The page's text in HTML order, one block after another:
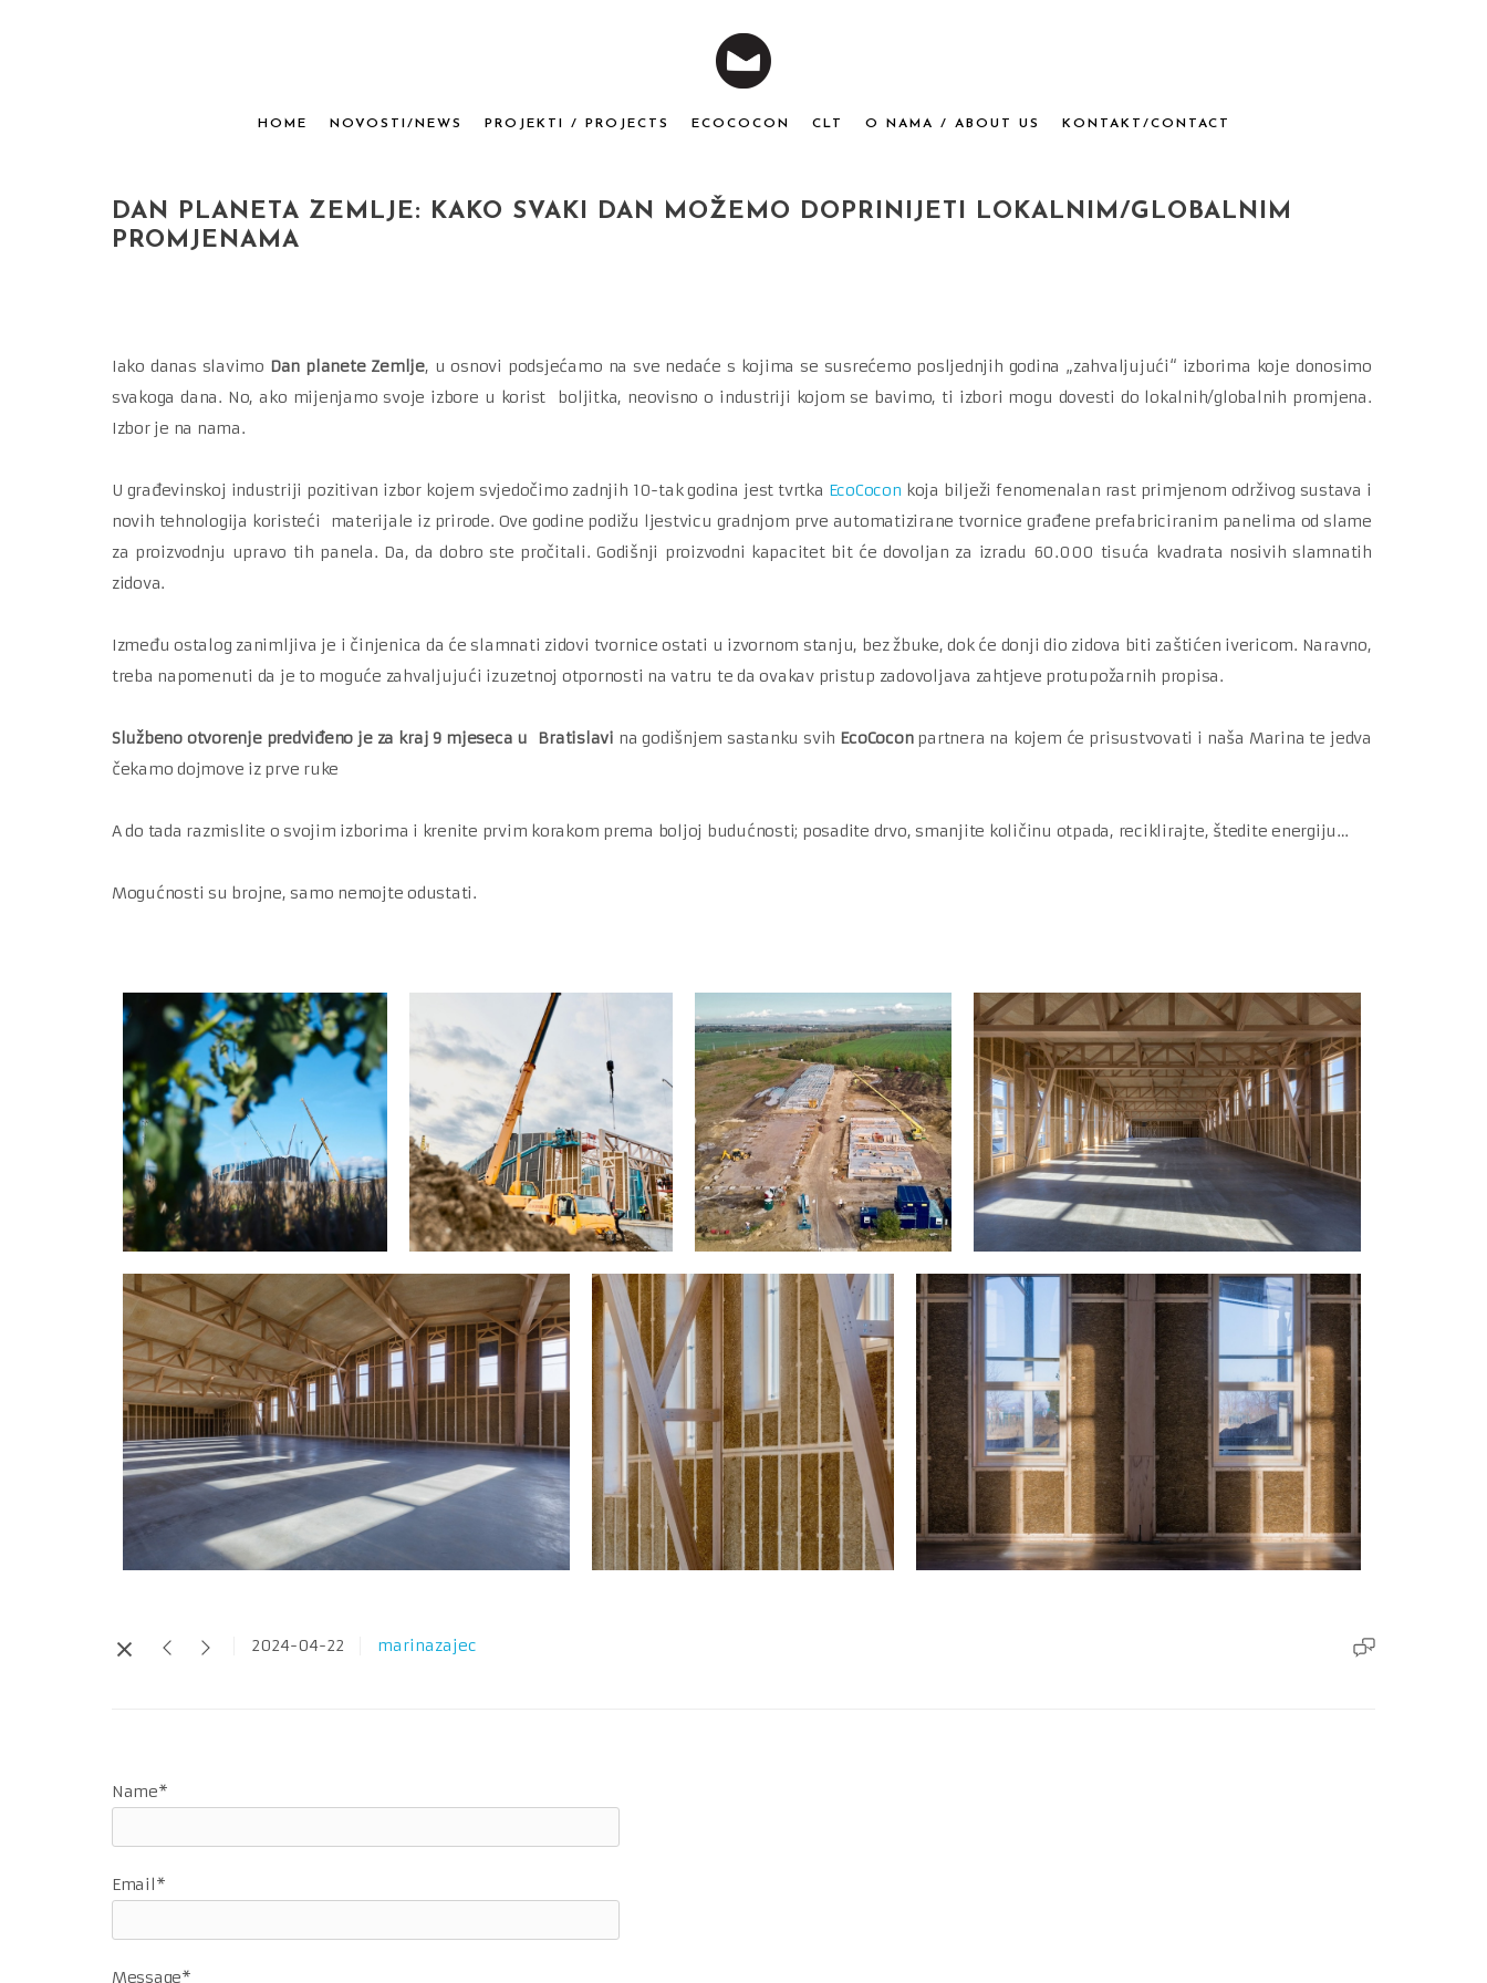
HOME NOVOSTI/NEWS PROJEKTI / PROJECTS ECOCOCON CLT O NAMA / ABOUT US KONTAKT/CONTACT
DAN PLANETA ZEMLJE: KAKO SVAKI DAN MOŽEMO DOPRINIJETI LOKALNIM/GLOBALNIM
PROMJENAMA
Iako danas slavimo Dan planete Zemlje, u osnovi podsjećamo na sve nedaće s kojima se susrećemo posljednjih godina „zahvaljujući“ izborima koje donosimo
svakoga dana. No, ako mijenjamo svoje izbore u korist boljitka, neovisno o industriji kojom se bavimo, ti izbori mogu dovesti do lokalnih/globalnih promjena.
Izbor je na nama.
U građevinskoj industriji pozitivan izbor kojem svjedočimo zadnjih 10-tak godina jest tvrtka EcoCocon koja bilježi fenomenalan rast primjenom održivog sustava i
novih tehnologija koristeći materijale iz prirode. Ove godine podižu ljestvicu gradnjom prve automatizirane tvornice građene prefabriciranim panelima od slame
za proizvodnju upravo tih panela. Da, da dobro ste pročitali. Godišnji proizvodni kapacitet bit će dovoljan za izradu 60.000 tisuća kvadrata nosivih slamnatih
zidova.
Između ostalog zanimljiva je i činjenica da će slamnati zidovi tvornice ostati u izvornom stanju, bez žbuke, dok će donji dio zidova biti zaštićen ivericom. Naravno,
treba napomenuti da je to moguće zahvaljujući izuzetnoj otpornosti na vatru te da ovakav pristup zadovoljava zahtjeve protupožarnih propisa.
Službeno otvorenje predviđeno je za kraj 9 mjeseca u Bratislavi na godišnjem sastanku svih EcoCoconpartnera na kojem će prisustvovati i naša Marina te jedva
čekamo dojmove iz prve ruke
A do tada razmislite o svojim izborima i krenite prvim korakom prema boljoj budućnosti; posadite drvo, smanjite količinu otpada, reciklirajte, štedite energiju…
Mogućnosti su brojne, samo nemojte odustati.
2024-04-22 marinazajec
Name*
Email*
Message*